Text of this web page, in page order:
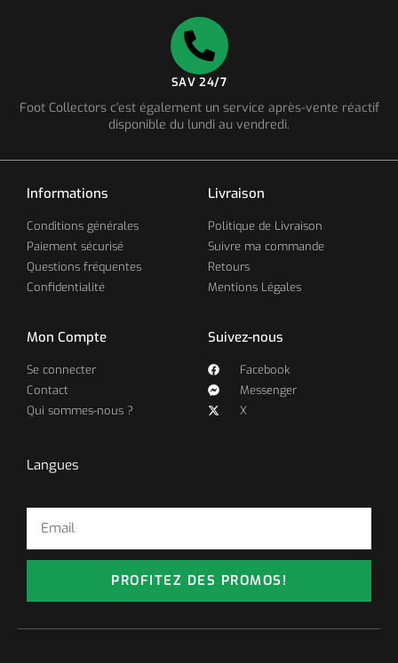
SAV 24/7
Foot Collectors c'est également un service après-vente réactif
disponible du lundi au vendredi.
Informations
Conditions générales
Paiement sécurisé
Questions fréquentes
Confidentialité
Livraison
Politique de Livraison
Suivre ma commande
Retours
Mentions Légales
Mon Compte
Se connecter
Contact
Qui sommes-nous ?
Suivez-nous
Facebook
Messenger
X
Langues
PROFITEZ DES PROMOS!